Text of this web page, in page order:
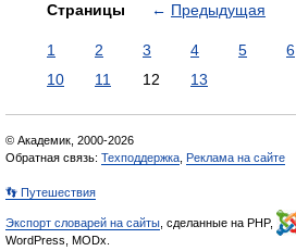
Страницы ← Предыдущая
1 2 3 4 5 6
10
11 12 13
© Академик, 2000-2026
Обратная связь: Техподдержка Реклама на сайте
👣 Путешествия
Экспорт словарей на сайты , сделанные на PHP,
WordPress, MODx.